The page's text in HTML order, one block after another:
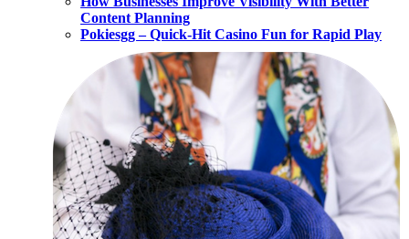
Content Planning
Pokiesgg – Quick‑Hit Casino Fun for Rapid Play